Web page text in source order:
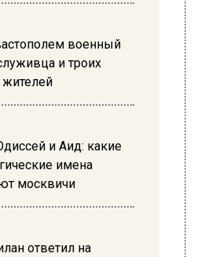
военный
и троих
и Аид: какие
имена
москвичи
ответил на